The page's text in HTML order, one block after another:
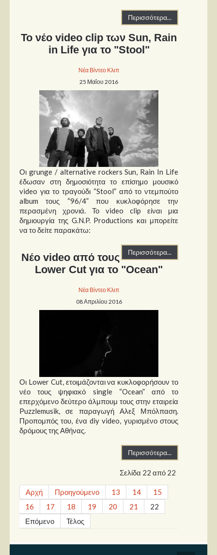
Περισσότερα...
Το νέο video clip των Sun, Rain
in Life για το "Stool"
Νέα Βίντεο Κλιπ
25 Μαΐου 2016
Οι grunge / alternative rockers Sun, Rain In Life
έδωσαν στη δημοσιότητα το επίσημο μουσικό
video για το τραγούδι “Stool” από το ντεμπούτο
album τους “96/4” που κυκλοφόρησε την
περασμένη χρονιά. Το video clip είναι μια
δημιουργία της G.N.P. Productions και μπορείτε
να το δείτε παρακάτω:
Περισσότερα...
Νέο video από τους
Lower Cut για το "Ocean"
Νέα Βίντεο Κλιπ
08 Απριλίου 2016
Οι Lower Cut, ετοιμάζονται να κυκλοφορήσουν το
νέο τους ψηφιακό single “Ocean” από το
επερχόμενο δεύτερο άλμπουμ τους στην εταιρεία
Puzzlemusik, σε παραγωγή Αλεξ Μπόλπαση.
Προπομπός του, ένα diy video, γυρισμένο στους
δρόμους της Αθήνας.
Περισσότερα...
Σελίδα 22 από 22
Αρχή Προηγούμενο 13 14
15
16
17 18 19 20 21
22
Επόμενο
Τέλος